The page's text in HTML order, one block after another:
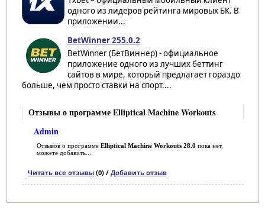
одного из лидеров рейтинга мировых БК. В
приложении...
BetWinner 255.0.2
BetWinner (БетВиннер) - официальное
приложение одного из лучших беттинг
сайтов в мире, который предлагает гораздо
больше, чем просто ставки на спорт....
Отзывы о программе Elliptical Machine Workouts
Admin
Отзывов о программе Elliptical Machine Workouts 28.0 пока нет,
можете добавить...
Читать все отзывы(0) / Добавить отзыв